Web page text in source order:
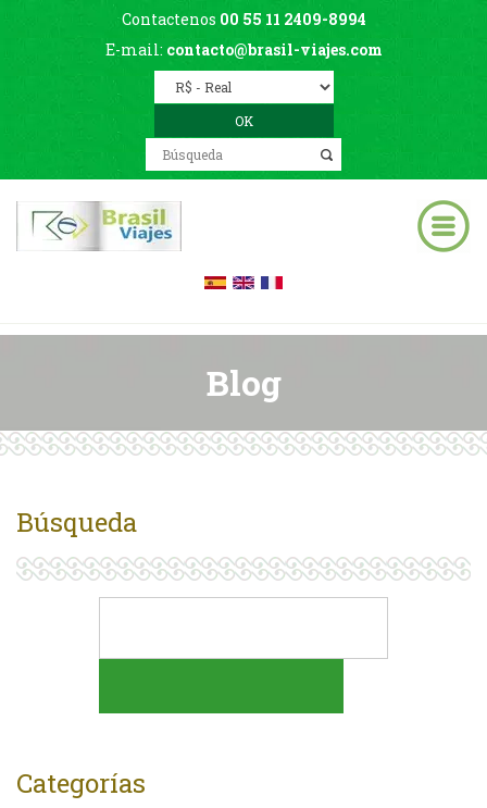
Contactenos 00 55 11 2409-8994
E-mail: contacto@brasil-viajes.com
Blog
Búsqueda
Categorías